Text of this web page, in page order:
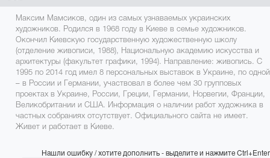
Максим Мамсиков, один из самых узнаваемых украинских
художников. Родился в 1968 году в Киеве в семье художников.
Окончил Киевскую государственную художественную школу
(отделение живописи, 1988), Национальную академию искусства и
архитектуры (факультет графики, 1994). Направление: живопись. С
1995 по 2014 год имел 8 персональных выставок в Украине, по одной
– в России и Германии, участвовал в более чем 30 групповых
проектах в Украине, России, Греции, Германии, Норвегии, Франции,
Великобритании и США. Информация о наличии работ художника в
частных собраниях отсутствует. Официального сайта не имеет.
Живет и работает в Киеве.
Нашли ошибку / хотите дополнить - выделите и нажмите Ctrl+Enter